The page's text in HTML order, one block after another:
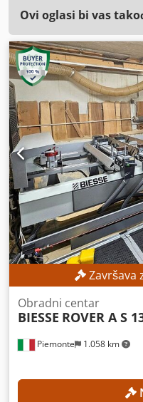
Ovi oglasi bi vas
Završava
Piemonte 1.058 km
Obradni centar
BIESSE ROVER A S